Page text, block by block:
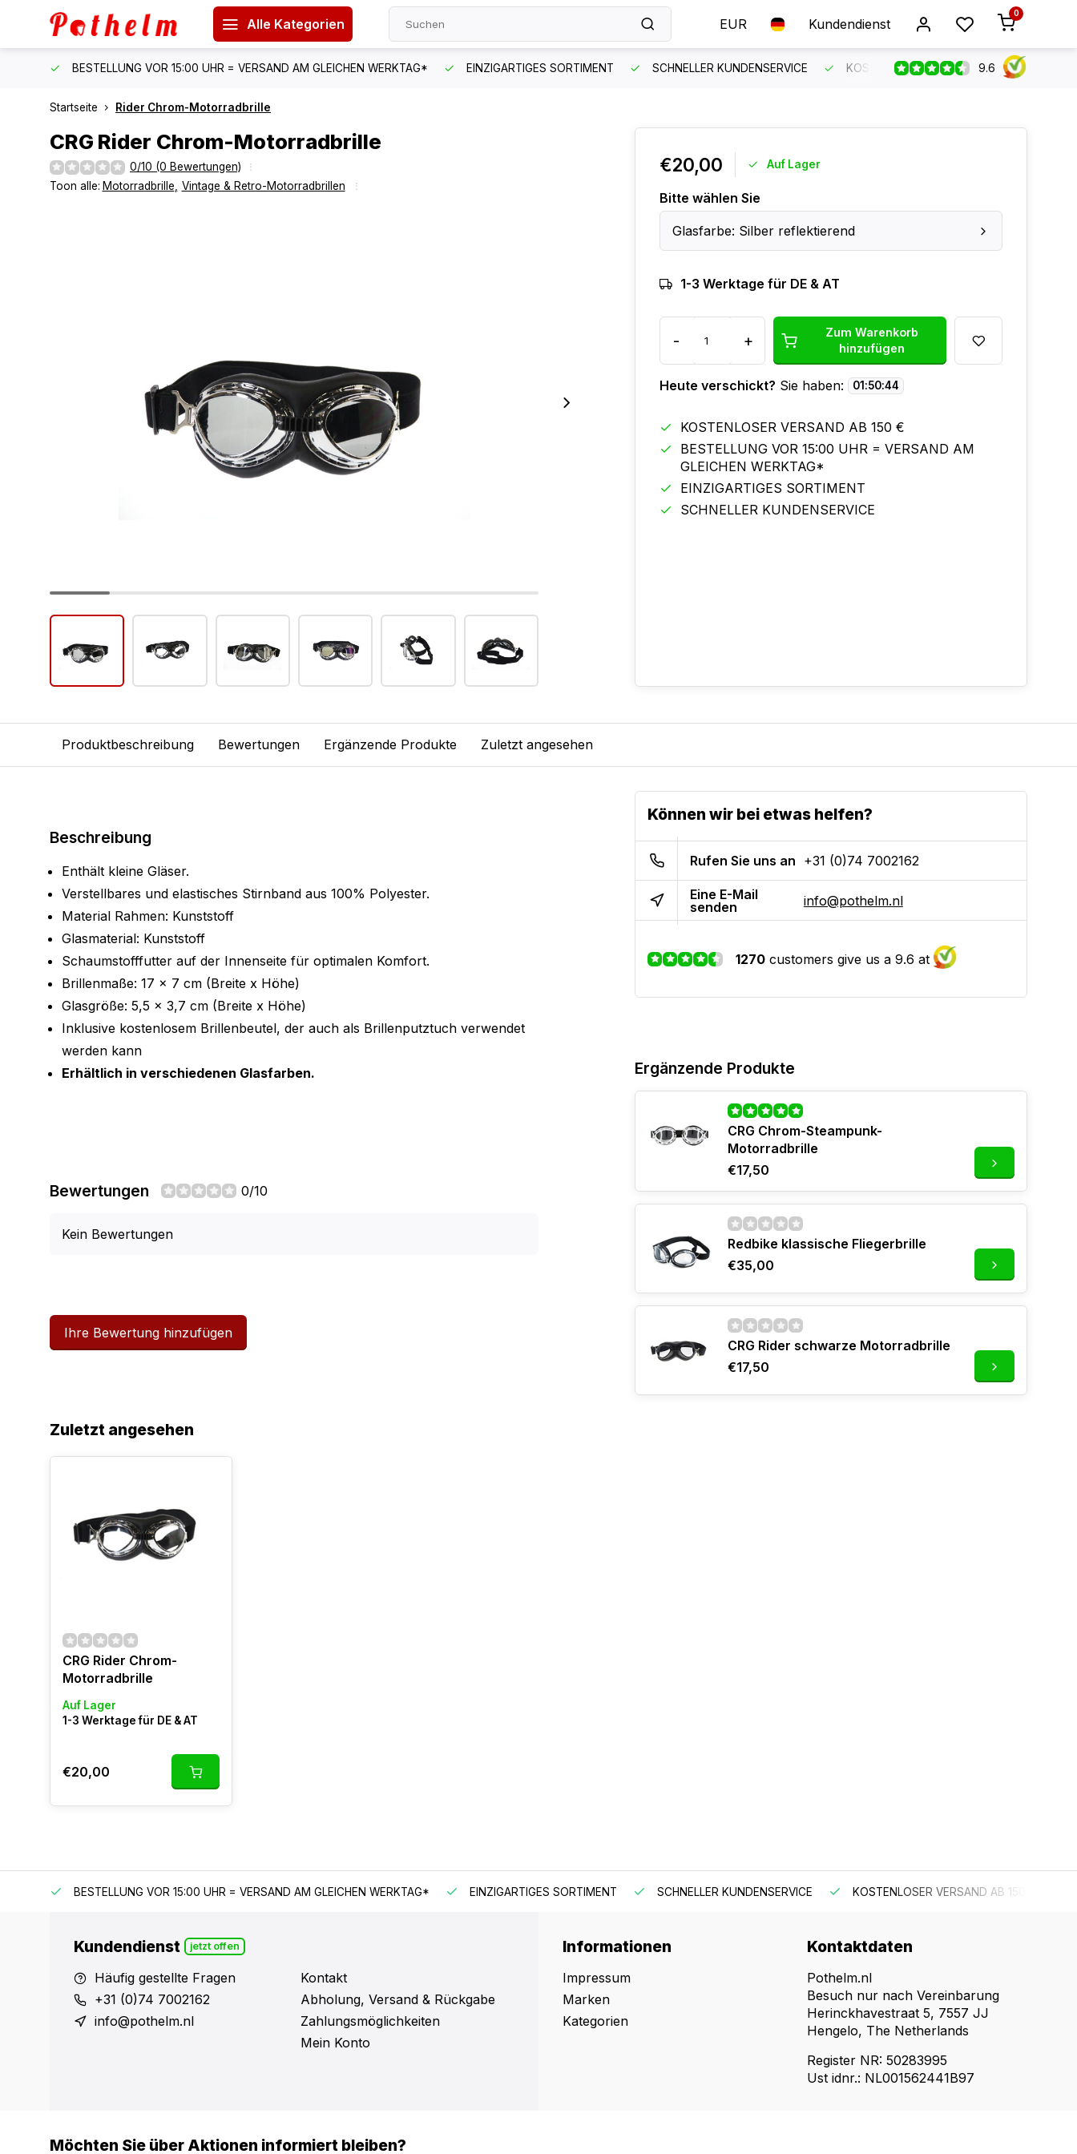
Alle Kategorien EUR Kundendienst
0
BESTELLUNG VOR 15:00 UHR = VERSAND AM GLEICHEN WERKTAG* EINZIGARTIGES SORTIMENT SCHNELLER KUNDENSERVICE KOSTENLOSER VERSAND AB 150 €
9.6
Startseite Rider Chrom-Motorradbrille
CRG Rider Chrom-Motorradbrille
0/10 (0 Bewertungen)
Toon alle: Motorradbrille Vintage & Retro-Motorradbrillen
€20,00 Auf Lager
Bitte wählen Sie
Glasfarbe: Silber reflektierend
1-3 Werktage für DE & AT
- +
Zum Warenkorb
hinzufügen
Heute verschickt? Sie haben: 01:50:44
KOSTENLOSER VERSAND AB 150 €
BESTELLUNG VOR 15:00 UHR = VERSAND AM
GLEICHEN WERKTAG*
EINZIGARTIGES SORTIMENT
SCHNELLER KUNDENSERVICE
Produktbeschreibung Bewertungen Ergänzende Produkte Zuletzt angesehen
Beschreibung
Enthält kleine Gläser.
Verstellbares und elastisches Stirnband aus 100% Polyester.
Material Rahmen: Kunststoff
Glasmaterial: Kunststoff
Schaumstofffutter auf der Innenseite für optimalen Komfort.
Brillenmaße: 17 x 7 cm (Breite x Höhe)
Glasgröße: 5,5 x 3,7 cm (Breite x Höhe)
Inklusive kostenlosem Brillenbeutel, der auch als Brillenputztuch verwendet
werden kann
Erhältlich in verschiedenen Glasfarben.
Bewertungen 0/10
Kein Bewertungen
Ihre Bewertung hinzufügen
Können wir bei etwas helfen?
Rufen Sie uns an +31 (0)74 7002162
Eine E-Mail
senden
info@pothelm.nl
1270 customers give us a 9.6 at
Ergänzende Produkte
CRG Chrom-Steampunk-
Motorradbrille
€17,50
Redbike klassische Fliegerbrille
€35,00
CRG Rider schwarze Motorradbrille
€17,50
Zuletzt angesehen
CRG Rider Chrom-
Motorradbrille
Auf Lager
1-3 Werktage für DE & AT
€20,00
BESTELLUNG VOR 15:00 UHR = VERSAND AM GLEICHEN WERKTAG* EINZIGARTIGES SORTIMENT SCHNELLER KUNDENSERVICE KOSTENLOSER VERSAND AB 150 €
Kundendienst jetzt offen
Häufig gestellte Fragen
+31 (0)74 7002162
info@pothelm.nl
Kontakt
Abholung, Versand & Rückgabe
Zahlungsmöglichkeiten
Mein Konto
Informationen
Impressum
Marken
Kategorien
Kontaktdaten
Pothelm.nl
Besuch nur nach Vereinbarung
Herinckhavestraat 5, 7557 JJ
Hengelo, The Netherlands
Register NR: 50283995
Ust idnr.: NL001562441B97
Möchten Sie über Aktionen informiert bleiben?